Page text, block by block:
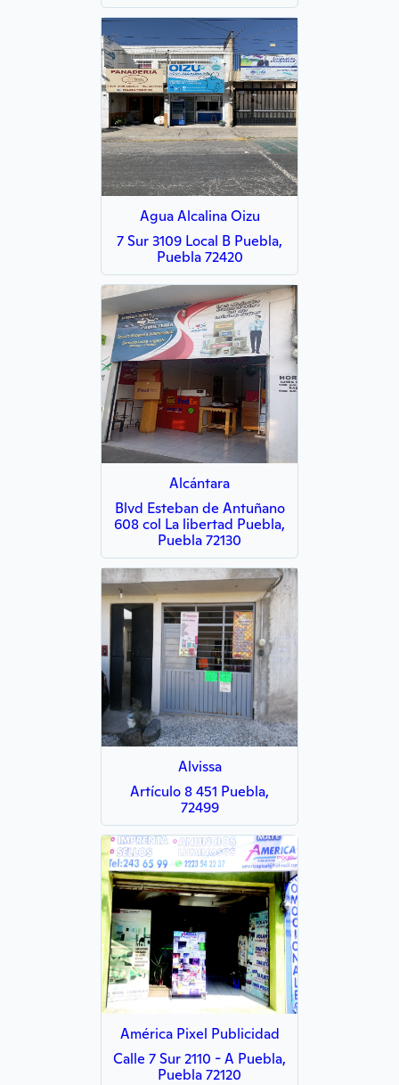
Agua Alcalina Oizu
7 Sur 3109 Local B Puebla,
Puebla 72420
Alcántara
Blvd Esteban de Antuñano
608 col La libertad Puebla,
Puebla 72130
Alvissa
Artículo 8 451 Puebla,
72499
América Pixel Publicidad
Calle 7 Sur 2110 - A Puebla,
Puebla 72120